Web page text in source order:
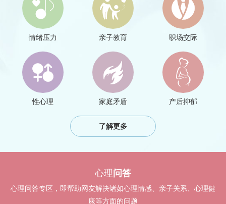
情绪压力 亲子教育 职场交际
性心理 家庭矛盾 产后抑郁
了解更多
心理 问答
心理问答专区，即帮助网友解决诸如心理情感、亲子关系、心理健
康等方面的问题